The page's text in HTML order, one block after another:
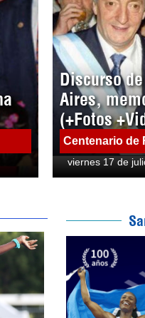
Discurso
Aires,
(+Fotos
Centenario de
viernes 17 de